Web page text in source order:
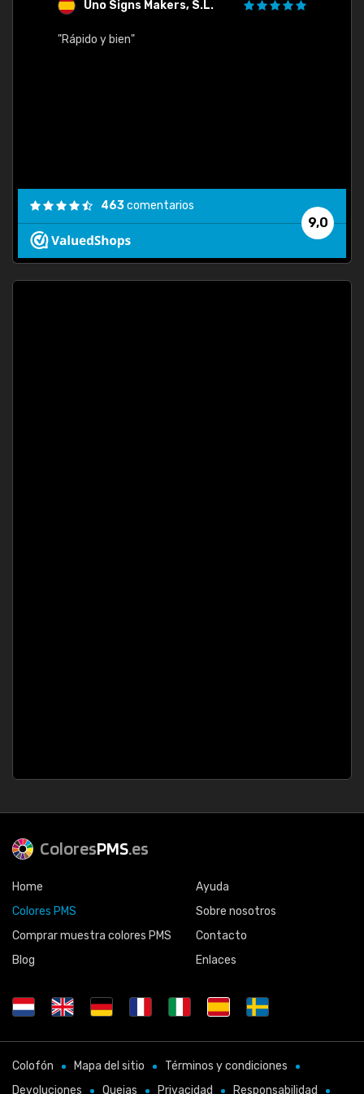
Uno Signs Makers, S.L.
"Rápido y bien"
9,0
463comentarios
ColoresPMS.es
Home
Colores PMS
Comprar muestra colores PMS
Blog
Ayuda
Sobre nosotros
Contacto
Enlaces
Colofón Mapa del sitio
Términos y condiciones
Devoluciones
Quejas Privacidad Responsabilidad